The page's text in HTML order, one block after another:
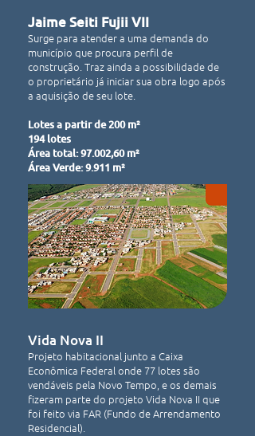
Jaime Seiti Fujii VII
Surge para atender a uma demanda do
município que procura perfil de
construção. Traz ainda a possibilidade de
o proprietário já iniciar sua obra logo após
a aquisição de seu lote.
Lotes a partir de 200 m²
194 lotes
Área total: 97.002,60 m²
Área Verde: 9.911 m²
Vida Nova II
Projeto habitacional junto a Caixa
Econômica Federal onde 77 lotes são
vendáveis pela Novo Tempo, e os demais
fizeram parte do projeto Vida Nova II que
foi feito via FAR (Fundo de Arrendamento
Residencial).